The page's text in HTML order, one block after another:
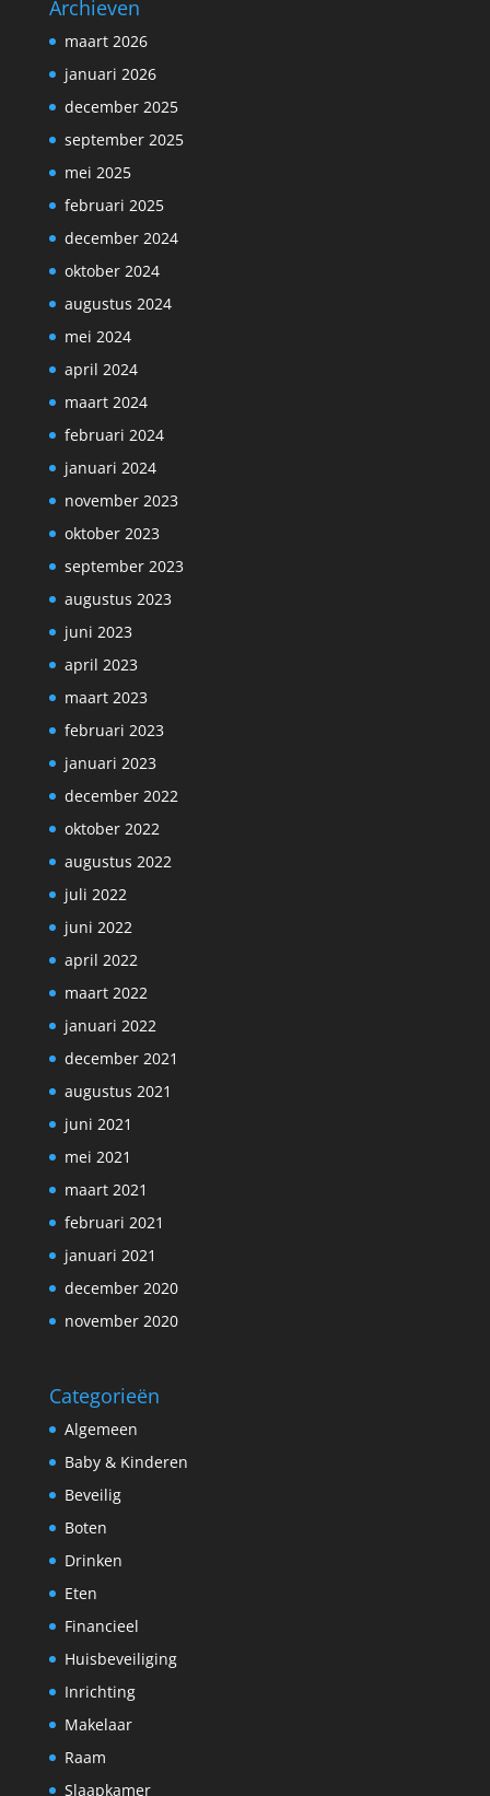
Archieven
maart 2026
januari 2026
december 2025
september 2025
mei 2025
februari 2025
december 2024
oktober 2024
augustus 2024
mei 2024
april 2024
maart 2024
februari 2024
januari 2024
november 2023
oktober 2023
september 2023
augustus 2023
juni 2023
april 2023
maart 2023
februari 2023
januari 2023
december 2022
oktober 2022
augustus 2022
juli 2022
juni 2022
april 2022
maart 2022
januari 2022
december 2021
augustus 2021
juni 2021
mei 2021
maart 2021
februari 2021
januari 2021
december 2020
november 2020
Categorieën
Algemeen
Baby & Kinderen
Beveilig
Boten
Drinken
Eten
Financieel
Huisbeveiliging
Inrichting
Makelaar
Raam
Slaapkamer